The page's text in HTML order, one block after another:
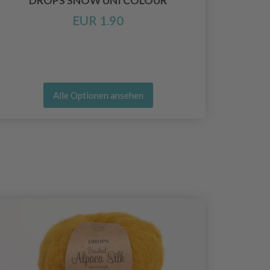
EUR 1.90
Alle Optionen ansehen